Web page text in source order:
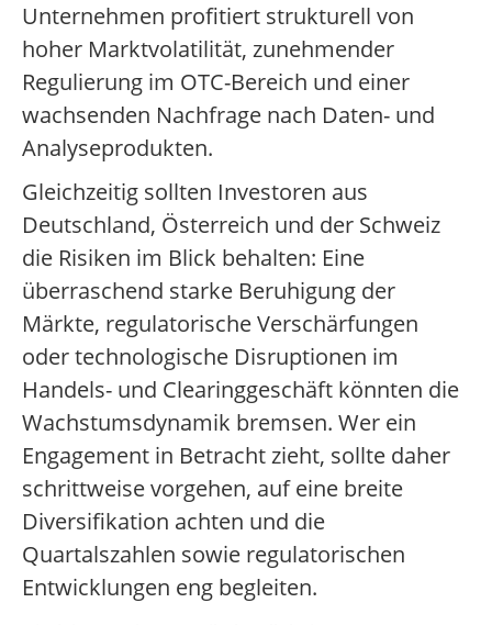
Unternehmen profitiert strukturell von
hoher Marktvolatilität, zunehmender
Regulierung im OTC-Bereich und einer
wachsenden Nachfrage nach Daten- und
Analyseprodukten.
Gleichzeitig sollten Investoren aus
Deutschland, Österreich und der Schweiz
die Risiken im Blick behalten: Eine
überraschend starke Beruhigung der
Märkte, regulatorische Verschärfungen
oder technologische Disruptionen im
Handels- und Clearinggeschäft könnten die
Wachstumsdynamik bremsen. Wer ein
Engagement in Betracht zieht, sollte daher
schrittweise vorgehen, auf eine breite
Diversifikation achten und die
Quartalszahlen sowie regulatorischen
Entwicklungen eng begleiten.